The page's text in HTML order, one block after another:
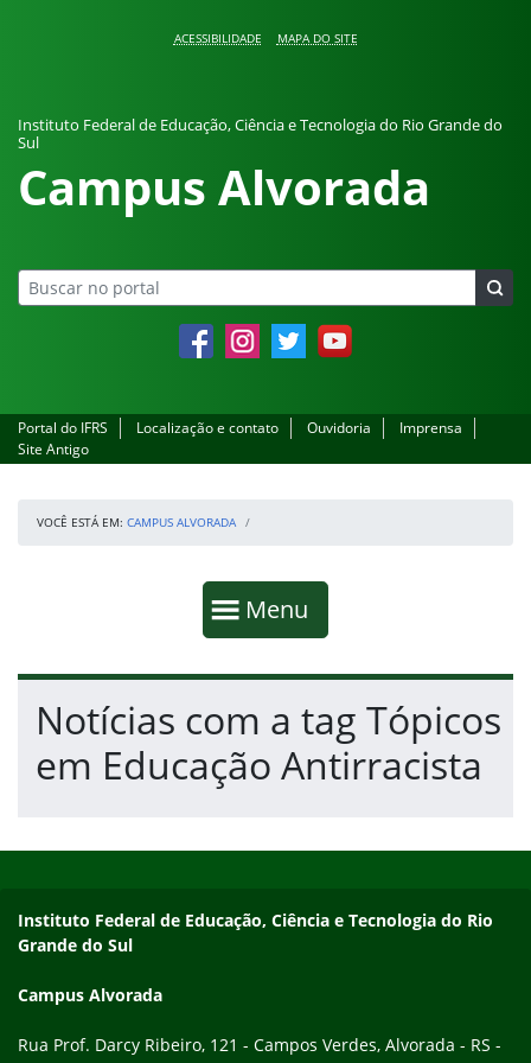
ACESSIBILIDADE MAPA DO SITE
Instituto Federal de Educação, Ciência e Tecnologia do Rio Grande do
Sul
Campus Alvorada
FacebookInstagramTwitter YouTube
Portal do IFRS Localização e contato Ouvidoria
Imprensa
Site Antigo
VOCÊ ESTÁ EM: CAMPUS ALVORADA
Mostrar
Menu
Fim da navegação
Início do conteúdo
Notícias com a tag Tópicos
em Educação Antirracista
Endereço
Instituto Federal de Educação, Ciência e Tecnologia do Rio
Grande do Sul
Campus Alvorada
Rua Prof. Darcy Ribeiro, 121 - Campos Verdes, Alvorada - RS -